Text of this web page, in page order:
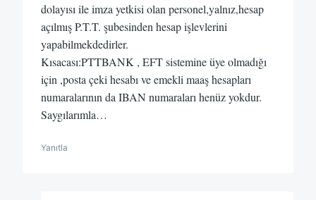
dolayısı ile imza yetkisi olan personel,yalnız,hesap
açılmış P.T.T. şubesinden hesap işlevlerini
yapabilmekdedirler.
Kısacası:PTTBANK , EFT sistemine üye olmadığı
için ,posta çeki hesabı ve emekli maaş hesapları
numaralarının da IBAN numaraları henüz yokdur.
Saygılarımla…
Yanıtla